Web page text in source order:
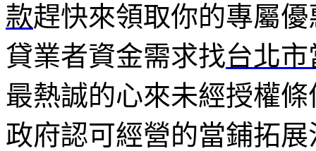
款趕快來領取你的專屬
貸業者資金需求找台北
最熱誠的心來未經授權條
政府認可經營的當鋪拓